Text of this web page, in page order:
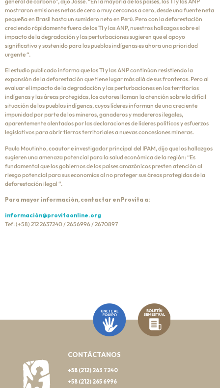
mostraron emisiones netas de cero o muy cercanas a cero, desde una fuente neta
pequeña en Brasil hasta un sumidero neto en Perú. Pero con la deforestación
creciendo rápidamente fuera de los TI y las ANP, nuestros hallazgos sobre el
impacto de la degradación y las perturbaciones sugieren que el apoyo
significativo y sostenido para los pueblos indígenas es ahora una prioridad
urgente “.
El estudio publicado informa que los TI y las ANP continúan resistiendo la
expansión de la deforestación que tiene lugar más allá de sus fronteras. Pero al
evaluar el impacto de la degradación y las perturbaciones en los territorios
indígenas y las áreas protegidas, los autores llaman la atención sobre la difícil
situación de los pueblos indígenas, cuyos líderes informan de una creciente
impunidad por parte de los mineros, ganaderos y madereros ilegales,
aparentemente alentados por las declaraciones de líderes políticos y esfuerzos
legislativos para abrir tierras territoriales a nuevas concesiones mineras.
Paulo Moutinho, coautor e investigador principal del IPAM, dijo que los hallazgos
sugieren una amenaza potencial para la salud económica de la región: “Es
fundamental que los gobiernos de los países amazónicos presten atención al
riesgo potencial para sus economías al no proteger sus áreas protegidas de la
deforestación ilegal “.
Para mayor información, contactar en Provita a:
información@provitaonline.org
Tef: (+58) 212 2637240 / 2656996 / 2670897
CONTÁCTANOS
+58 (212) 263 7240
+58 (212) 265 6996